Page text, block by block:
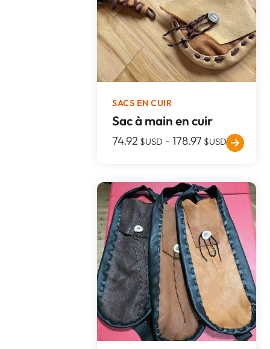
SACS EN CUIR
Sac à main en cuir
74.92 $USD -178.97 $USD